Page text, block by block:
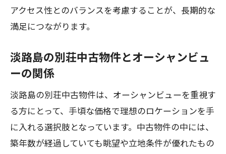
淡路島別荘地で高台を選ぶメリットと利
点
淡路島別荘中古物件と眺望のバランスを
解説
維持のしやすさを考えた別荘用土地選びの極
意
淡路島別荘地選びで維持しやすい土地条
件とは
アクセス性とのバランスを考慮することが、長期的な
満足につながります。
淡路島の別荘中古物件とオーシャンビュ
ーの関係
淡路島の別荘中古物件は、オーシャンビューを重視す
る方にとって、手頃な価格で理想のロケーションを手
に入れる選択肢となっています。中古物件の中には、
築年数が経過していても眺望や立地条件が優れたもの